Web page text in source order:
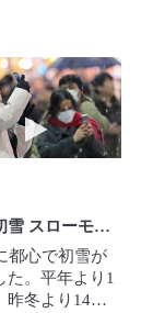
」、今季も現れず
動画を再生 東京
東京の初雪 スローモーション映像で
都心で初雪が
た。平年より1
昨冬より14日